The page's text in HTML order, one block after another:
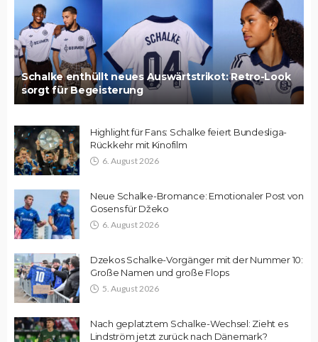
Schalke enthüllt neues Auswärtstrikot: Retro-Look
sorgt für Begeisterung
Highlight für Fans: Schalke feiert Bundesliga-
Rückkehr mit Kinofilm
6. August 2026
Neue Schalke-Bromance: Emotionaler Post von
Gosens für Džeko
6. August 2026
Dzekos Schalke-Vorgänger mit der Nummer 10:
Große Namen und große Flops
5. August 2026
Nach geplatztem Schalke-Wechsel: Zieht es
Lindström jetzt zurück nach Dänemark?